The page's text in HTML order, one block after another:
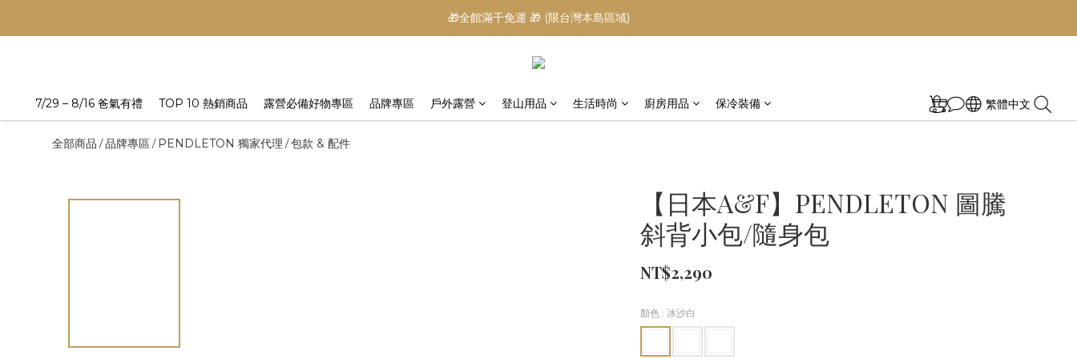
🎁全館滿千免運 🎁 (限台灣本島區域)
7/29 – 8/16 爸氣有禮 TOP 10 熱銷商品 露營必備好物專區 品牌專區 戶外露營 登山用品 生活時尚 廚房用品 保冷裝備 繁體中文
全部商品 /品牌專區/ PENDLETON 獨家代理 /包款 & 配件
【日本A&F】PENDLETON 圖騰
斜背小包/隨身包
NT$2,290
顏色 : 冰沙白